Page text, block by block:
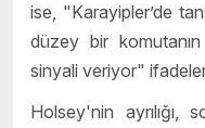
ise, "Karayipler’de
düzey bir komutanın
sinyali veriyor"
Holsey'nin ayrılığı,